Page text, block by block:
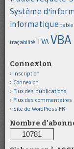
Système
informatique
traçabilité TVAVBA
Connexion
Inscription
Connexion
Flux des publications
Flux des commentaires
Site de WordPress-FR
Nombre
10781